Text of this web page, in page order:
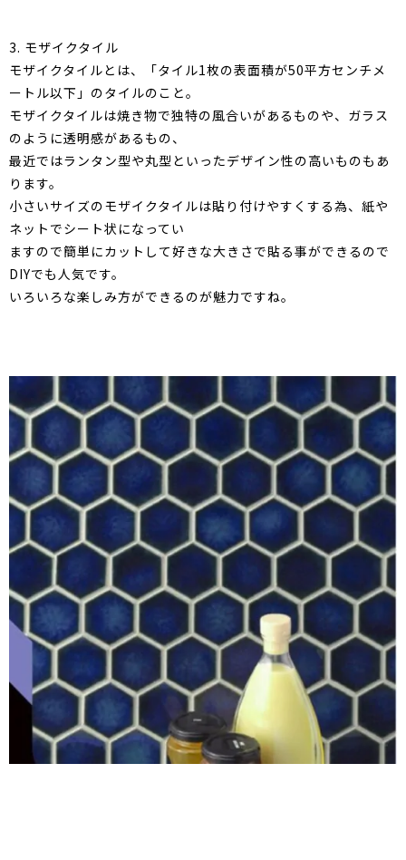
3. モザイクタイル
モザイクタイルとは、「タイル1枚の表面積が50平方センチメ
ートル以下」のタイルのこと。
モザイクタイルは焼き物で独特の風合いがあるものや、ガラス
のように透明感があるもの、
最近ではランタン型や丸型といったデザイン性の高いものもあ
ります。
小さいサイズのモザイクタイルは貼り付けやすくする為、紙や
ネットでシート状になってい
ますので簡単にカットして好きな大きさで貼る事ができるので
DIYでも人気です。
いろいろな楽しみ方ができるのが魅力ですね。